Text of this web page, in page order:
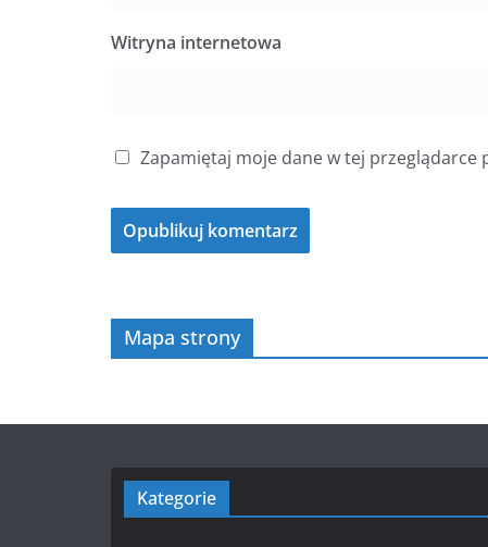
Witryna internetowa
Zapamiętaj moje dane w tej przeglądarce
Mapa strony
Kategorie